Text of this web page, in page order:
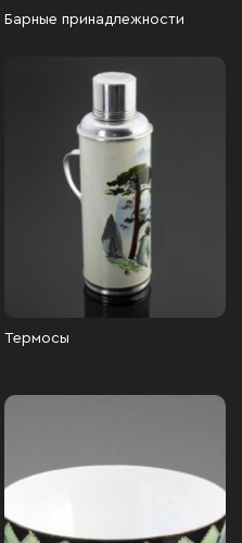
Барные принадлежности
Термосы